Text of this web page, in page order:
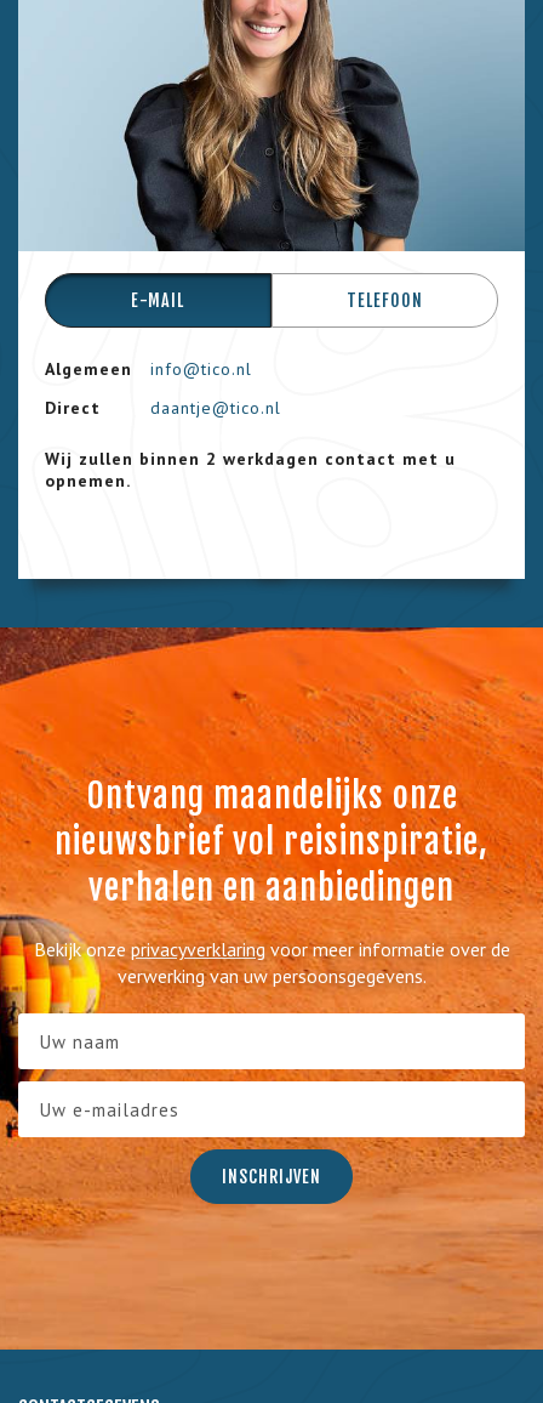
E-MAIL TELEFOON
Algemeen
info@tico.nl
Direct
daantje@tico.nl
Wij zullen binnen 2 werkdagen contact met u
opnemen.
Ontvang maandelijks onze
nieuwsbrief vol reisinspiratie,
verhalen en aanbiedingen
Bekijk onzeprivacyverklaringvoor meer informatie over de
verwerking van uw persoonsgegevens.